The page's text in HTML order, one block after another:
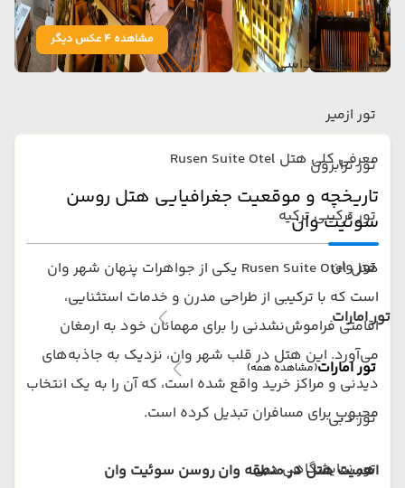
تور بدروم
تور کوش آداسی
تور ازمیر
تور ترابزون
تور ترکیبی ترکیه
تور وان
تور امارات
تور امارات(مشاهده همه)
تور دبی
تور نمایشگاهی دبی
مشاهده 4 عکس دیگر
معرفی کلی هتل Rusen Suite Otel
تاریخچه و موقعیت جغرافیایی هتل روسن
سوئیت وان
هتل Rusen Suite Otel یکی از جواهرات پنهان شهر وان
است که با ترکیبی از طراحی مدرن و خدمات استثنایی،
اقامتی فراموش‌نشدنی را برای مهمانان خود به ارمغان
می‌آورد. این هتل در قلب شهر وان، نزدیک به جاذبه‌های
دیدنی و مراکز خرید واقع شده است، که آن را به یک انتخاب
محبوب برای مسافران تبدیل کرده است.
اهمیت هتل در منطقه وانروسن سوئیت وان